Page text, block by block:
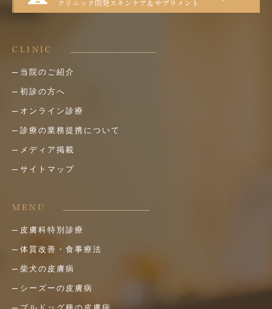
CLINIC
当院のご紹介
初診の方へ
オンライン診療
診療の業務提携について
メディア掲載
サイトマップ
MENU
皮膚科特別診療
体質改善・食事療法
柴犬の皮膚病
シーズーの皮膚病